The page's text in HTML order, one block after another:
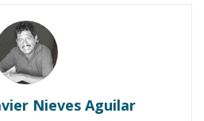
desata polémica en
a San Isidro Labrador, en
Nieves Aguilar